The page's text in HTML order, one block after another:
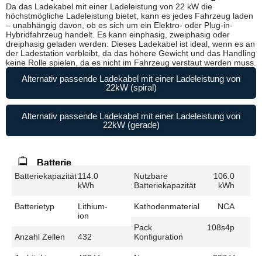
Da das Ladekabel mit einer Ladeleistung von 22 kW die
höchstmögliche Ladeleistung bietet, kann es jedes Fahrzeug laden
– unabhängig davon, ob es sich um ein Elektro- oder Plug-in-
Hybridfahrzeug handelt. Es kann einphasig, zweiphasig oder
dreiphasig geladen werden. Dieses Ladekabel ist ideal, wenn es an
der Ladestation verbleibt, da das höhere Gewicht und das Handling
keine Rolle spielen, da es nicht im Fahrzeug verstaut werden muss.
Alternativ passende Ladekabel mit einer Ladeleistung von
22kW (spiral)
Alternativ passende Ladekabel mit einer Ladeleistung von
22kW (gerade)
Batterie
Batteriekapazität114.0
kWh
Batterietyp
Lithium-
ion
Anzahl Zellen 432
Nutzbare
Batteriekapazität
106.0
kWh
Kathodenmaterial NCA
Pack
Konfiguration
108s4p